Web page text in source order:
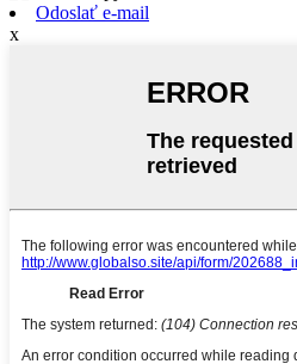
Odoslať e-mail
x